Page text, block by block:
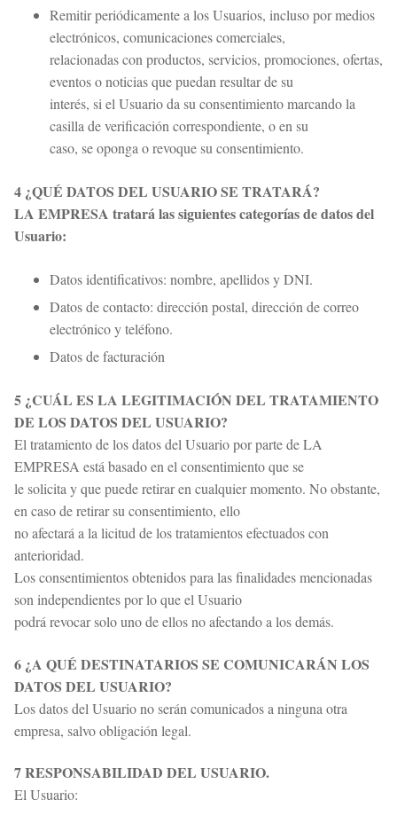
Remitir periódicamente a los Usuarios, incluso por medios
electrónicos, comunicaciones comerciales,
relacionadas con productos, servicios, promociones, ofertas,
eventos o noticias que puedan resultar de su
interés, si el Usuario da su consentimiento marcando la
casilla de verificación correspondiente, o en su
caso, se oponga o revoque su consentimiento.
4 ¿QUÉ DATOS DEL USUARIO SE TRATARÁ?
LA EMPRESA tratará las siguientes categorías de datos del
Usuario:
Datos identificativos: nombre, apellidos y DNI.
Datos de contacto: dirección postal, dirección de correo
electrónico y teléfono.
Datos de facturación
5 ¿CUÁL ES LA LEGITIMACIÓN DEL TRATAMIENTO
DE LOS DATOS DEL USUARIO?
El tratamiento de los datos del Usuario por parte de LA
EMPRESA está basado en el consentimiento que se
le solicita y que puede retirar en cualquier momento. No obstante,
en caso de retirar su consentimiento, ello
no afectará a la licitud de los tratamientos efectuados con
anterioridad.
Los consentimientos obtenidos para las finalidades mencionadas
son independientes por lo que el Usuario
podrá revocar solo uno de ellos no afectando a los demás.
6 ¿A QUÉ DESTINATARIOS SE COMUNICARÁN LOS
DATOS DEL USUARIO?
Los datos del Usuario no serán comunicados a ninguna otra
empresa, salvo obligación legal.
7 RESPONSABILIDAD DEL USUARIO.
El Usuario: